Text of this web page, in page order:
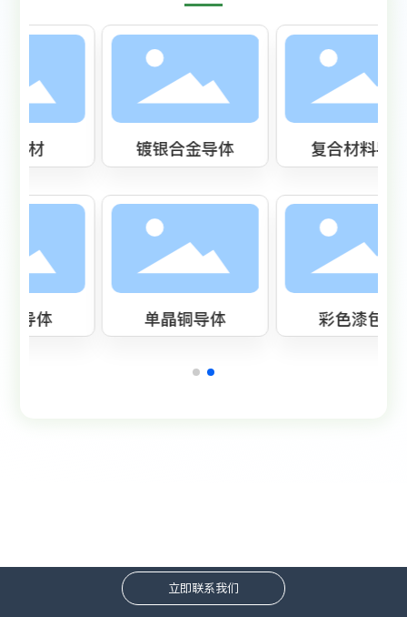
镀银合金导体 复合材料导体
单晶铜导体 彩色漆包线
立即联系我们